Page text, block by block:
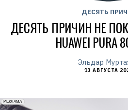
ДЕСЯТЬ
ДЕСЯТЬ ПРИЧИН НЕ
HUAWEI PURA
Эльдар
13 АВГУСТА
erid: 2VfnxxmNzs5
РЕКЛАМА